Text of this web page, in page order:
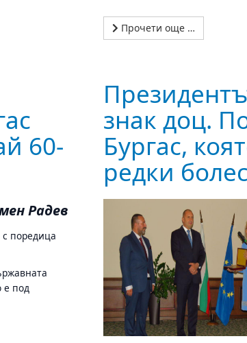
Прочети още …
60-
Радев
поредица
е под
знак доц.
Бургас,
редки